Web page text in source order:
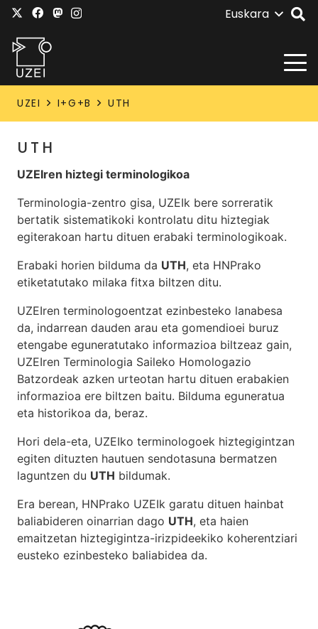
Euskara
UZEI I+G+B UTH
UTH
UZEIren hiztegi terminologikoa
Terminologia-zentro gisa, UZEIk bere sorreratik
bertatik sistematikoki kontrolatu ditu hiztegiak
egiterakoan hartu dituen erabaki terminologikoak.
Erabaki horien bilduma da UTH, eta HNPrako
etiketatutako milaka fitxa biltzen ditu.
UZEIren terminologoentzat ezinbesteko lanabesa
da, indarrean dauden arau eta gomendioei buruz
etengabe eguneratutako informazioa biltzeaz gain,
UZEIren Terminologia Saileko Homologazio
Batzordeak azken urteotan hartu dituen erabakien
informazioa ere biltzen baitu. Bilduma eguneratua
eta historikoa da, beraz.
Hori dela-eta, UZEIko terminologoek hiztegigintzan
egiten dituzten hautuen sendotasuna bermatzen
laguntzen du UTH bildumak.
Era berean, HNPrako UZEIk garatu dituen hainbat
baliabideren oinarrian dago UTH, eta haien
emaitzetan hiztegigintza-irizpideekiko koherentziari
eusteko ezinbesteko baliabidea da.